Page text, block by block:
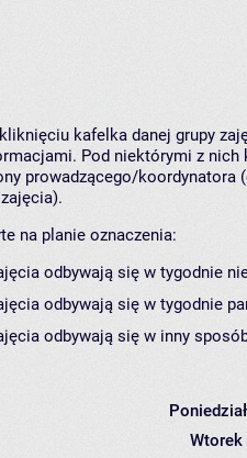
kafelka danej grupy
Pod niektórymi z nich
prowadzącego/koordynatora
na planie oznaczenia:
odbywają się w tygodnie
odbywają się w tygodnie
odbywają się w inny
Wtorek